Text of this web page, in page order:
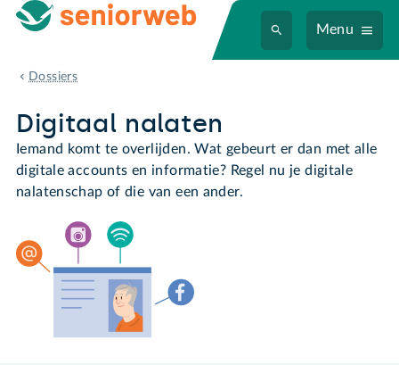
Menu
Dossiers
Digitaal nalaten
Digitaal nalaten
Iemand komt te overlijden. Wat gebeurt er dan met alle
digitale accounts en informatie? Regel nu je digitale
nalatenschap of die van een ander.